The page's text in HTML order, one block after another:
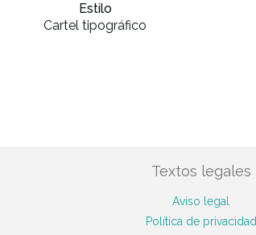
Estilo
Cartel tipográfico
Textos legales
Aviso legal
Política de privacidad